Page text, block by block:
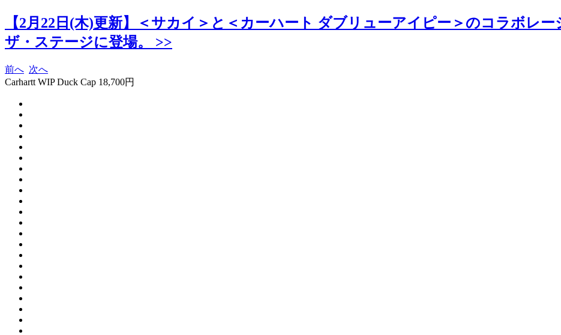
【2月22日(木)更新】＜サカイ＞と＜カーハート ダブリューアイピー＞のコラボレ
ザ・ステージに登場。 >>
前へ 次へ
Carhartt WIP Duck Cap 18,700円